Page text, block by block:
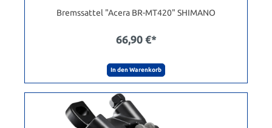
Bremssattel "Acera BR-MT420" SHIMANO
66,90 €*
In den Warenkorb